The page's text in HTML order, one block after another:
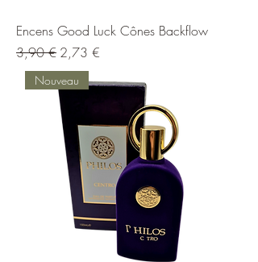
Encens Good Luck Cônes Backflow
Prix original
3,90 € Prix promotionnel
2,73 €
Nouveau